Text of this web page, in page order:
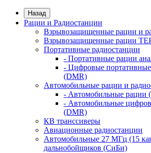
Назад
Рации и Радиостанции
Взрывозащищенные рации и
Взрывозащищенные рации
Портативные радиостанции
- Портативные рации
- Цифровые
(DMR)
Автомобильные рации и
- Автомобильные рации
- Автомобильные
(DMR)
КВ транссиверы
Авиационные радиостанции
Автомобильные 27 МГц (15
дальнобойщиков (СиБи)